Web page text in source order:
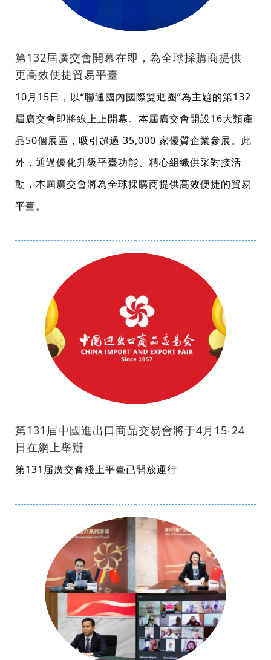
第132屆廣交會開幕在即，為全球採購商提供
更高效便捷貿易平臺
10月15日，以“聯通國內國際雙迴圈”為主題的第132
屆廣交會即將線上上開幕。本屆廣交會開設16大類產
品50個展區，吸引超過 35,000 家優質企業參展。此
外，通過優化升級平臺功能、精心組織供采對接活
動，本屆廣交會將為全球採購商提供高效便捷的貿易
平臺。
第131届中國進出口商品交易會將于4月15-24
日在網上舉辦
第131届廣交會綫上平臺已開放運行